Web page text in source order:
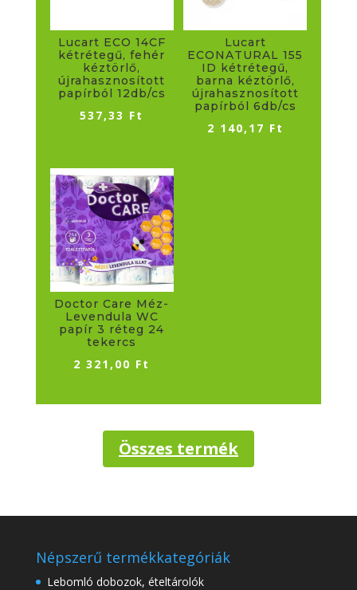
Lucart ECO 14CF
kétrétegű, fehér
kéztörlő,
újrahasznosított
papírból 12db/cs
537,33 Ft
Lucart
ECONATURAL 155
ID kétrétegű,
barna kéztörlő,
újrahasznosított
papírból 6db/cs
2 140,17 Ft
Doctor Care Méz-
Levendula WC
papír 3 réteg 24
tekercs
2 321,00 Ft
Összes termék
Népszerű termékkategóriák
Lebomló dobozok, ételtárolók